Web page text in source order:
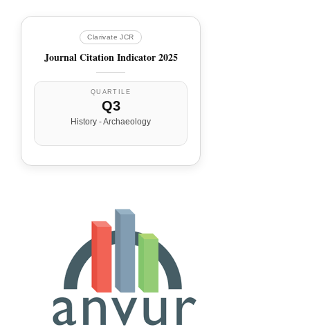
Clarivate JCR
Journal Citation Indicator 2025
QUARTILE
Q3
History - Archaeology